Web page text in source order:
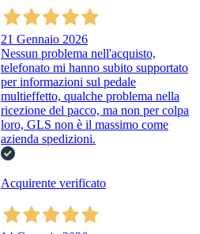
21 Gennaio 2026
Nessun problema nell'acquisto,
telefonato mi hanno subito supportato
per informazioni sul pedale
multieffetto, qualche problema nella
ricezione del pacco, ma non per colpa
loro, GLS non è il massimo come
azienda spedizioni.
Acquirente verificato